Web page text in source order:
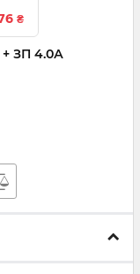
₴
+ ЗП 4.0А